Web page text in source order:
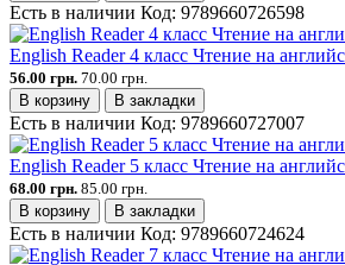
Есть в наличии Код: 9789660726598
English Reader 4 класс Чтение на
56.00 грн. 70.00 грн.
В корзину
В закладки
Есть в наличии Код: 9789660727007
English Reader 5 класс Чтение на
68.00 грн. 85.00 грн.
В корзину
В закладки
Есть в наличии Код: 9789660724624